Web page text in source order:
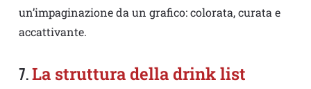
un’impaginazione da un grafico: colorata, curata e
accattivante.
7.La struttura della drink list